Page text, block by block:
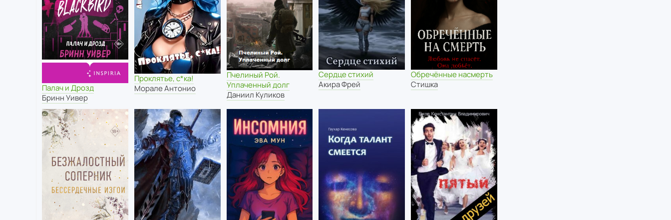
Палач и Дрозд
Бринн Уивер
Проклятье, с*ка!
Морале Антонио
Пчелиный Рой.
Уплаченный долг
Даниил Куликов
Сердце стихий
Акира Фрей
Обречённые насмерть
Стишка